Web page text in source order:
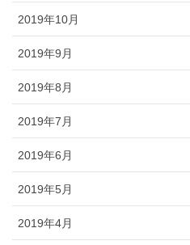
2019年10月
2019年9月
2019年8月
2019年7月
2019年6月
2019年5月
2019年4月